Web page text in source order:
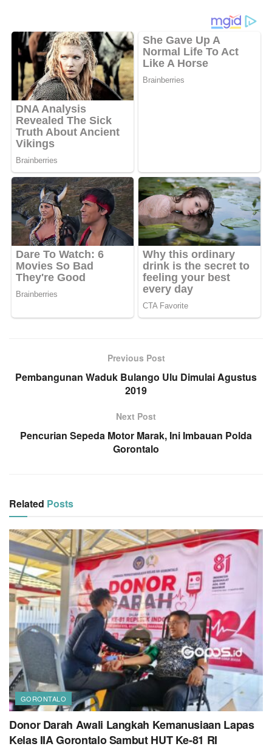
Previous Post
Pembangunan Waduk Bulango Ulu Dimulai Agustus
2019
Next Post
Pencurian Sepeda Motor Marak, Ini Imbauan Polda
Gorontalo
Related Posts
GORONTALO
Donor Darah Awali Langkah Kemanusiaan Lapas
Kelas IIA Gorontalo Sambut HUT Ke-81 RI